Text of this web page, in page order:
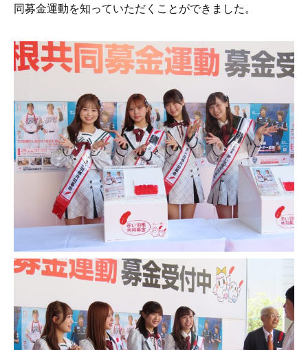
同募金運動を知っていただくことができました。